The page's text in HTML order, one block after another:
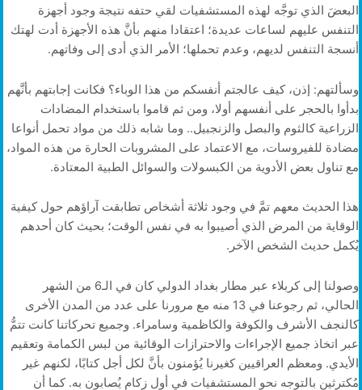
البعضَ الذي توجَّه لهذه المستشفيات لقي حتفه نتيجة وجود أجهزة
التنفس عليهم لساعات عديدة؛ اعتقادا منهم بأنَّ هذه الأجهزة أدت لهتك
أنسجة التنفس لديهم، وعدم تحملها؛ الأمر الذي أدى إلى وفاتهم.
وسألتهم: إذن، كيف عالجتم أنفسكم من هذا الوباء؟ فكانت إجابتهم بأنَّهم
بدأوا بالحجر على أنفسهم أولا، ومن ثم قاموا باستخدام المضادات
الزراعية كالثوم والبصل والزنجبيل.. وما شابه ذلك من مواد تحمل أنواعا
مضادة للفيروسات، مع الاعتماد على المشروبات الحارة من هذه المواد،
مع تناول بعض الأدوية من الكبسولات والسوائل الطبية المعتادة.
هذا الحديث معهم تمَّ في وجود ثلاثة أشخاص تطابقت آراؤهم حول كيفية
الوقاية من المرض الذي أصيبوا به في نفس الوقت؛ بحيث كان أحدهم
يُكمل حديث الشخص الآخر.
وصولنا إلى كربلاء عبر مطار بغداد الدولي كان في الـ6 من الشهر
الحالي، ثم رجوعنا في 13 منه مع مرورنا على عدد من المدن الأخرى
كالنجف الأشرف والكوفة والكاظمية وسامراء. وجميع تحركاتنا كانت تتمُّ
عبر اتخاذ جميع الإجراءات والاحترازات الوقائية من لبس الكمامة وتعقيم
الأيدي. ومعظم العراقيين كغيرنا يُؤمنون بأنَّ لكل أجل كتابًا، لكنهم غير
مُكترثين بالتوجه نحو المستشفيات في أول زكام يُصابون به. كما أن